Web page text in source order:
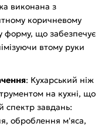
виконана з
коричневому
форму, що забезпечує
втому руки
: Кухарський ніж
на кухні, що
спектр завдань:
оброблення м'яса,